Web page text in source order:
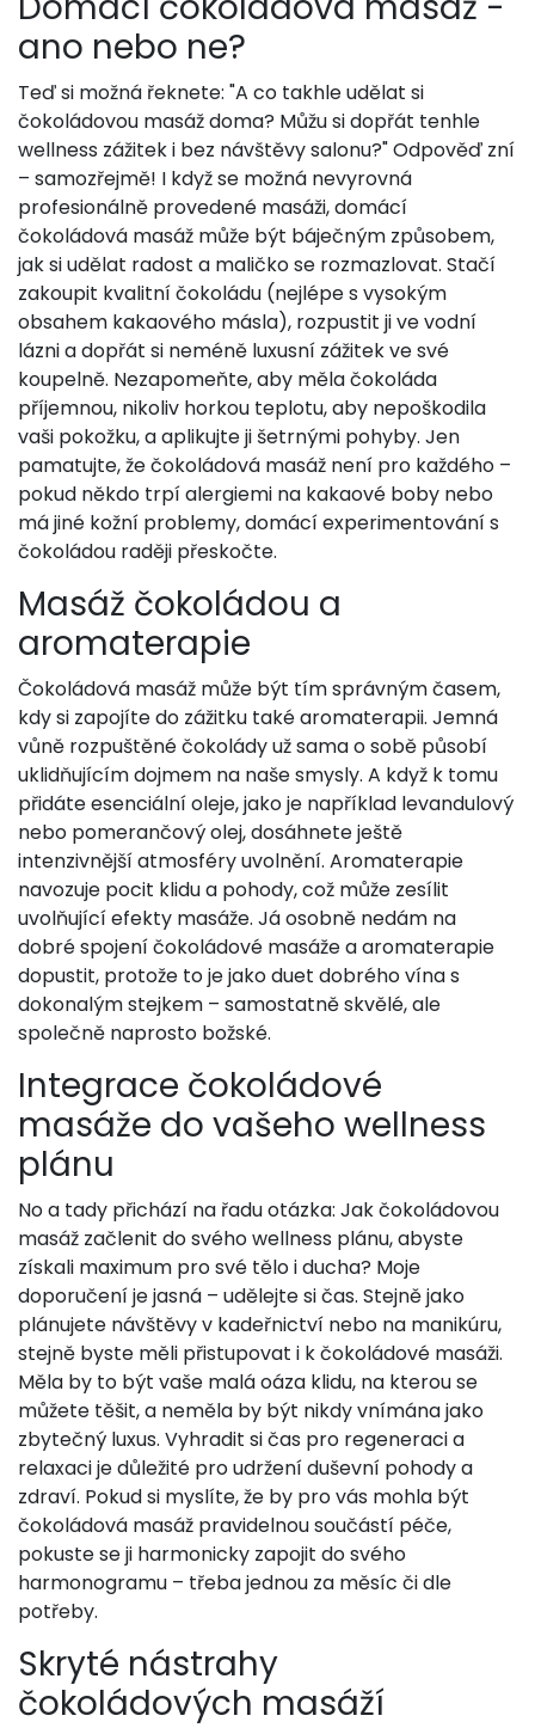
ano nebo ne?
Teď si možná řeknete: "A co takhle udělat si
čokoládovou masáž doma? Můžu si dopřát tenhle
wellness zážitek i bez návštěvy salonu?" Odpověď zní
– samozřejmě! I když se možná nevyrovná
profesionálně provedené masáži, domácí
čokoládová masáž může být báječným způsobem,
jak si udělat radost a maličko se rozmazlovat. Stačí
zakoupit kvalitní čokoládu (nejlépe s vysokým
obsahem kakaového másla), rozpustit ji ve vodní
lázni a dopřát si neméně luxusní zážitek ve své
koupelně. Nezapomeňte, aby měla čokoláda
příjemnou, nikoliv horkou teplotu, aby nepoškodila
vaši pokožku, a aplikujte ji šetrnými pohyby. Jen
pamatujte, že čokoládová masáž není pro každého –
pokud někdo trpí alergiemi na kakaové boby nebo
má jiné kožní problemy, domácí experimentování s
čokoládou raději přeskočte.
Masáž čokoládou a
aromaterapie
Čokoládová masáž může být tím správným časem,
kdy si zapojíte do zážitku také aromaterapii. Jemná
vůně rozpuštěné čokolády už sama o sobě působí
uklidňujícím dojmem na naše smysly. A když k tomu
přidáte esenciální oleje, jako je například levandulový
nebo pomerančový olej, dosáhnete ještě
intenzivnější atmosféry uvolnění. Aromaterapie
navozuje pocit klidu a pohody, což může zesílit
uvolňující efekty masáže. Já osobně nedám na
dobré spojení čokoládové masáže a aromaterapie
dopustit, protože to je jako duet dobrého vína s
dokonalým stejkem – samostatně skvělé, ale
společně naprosto božské.
Integrace čokoládové
masáže do vašeho wellness
plánu
No a tady přichází na řadu otázka: Jak čokoládovou
masáž začlenit do svého wellness plánu, abyste
získali maximum pro své tělo i ducha? Moje
doporučení je jasná – udělejte si čas. Stejně jako
plánujete návštěvy v kadeřnictví nebo na manikúru,
stejně byste měli přistupovat i k čokoládové masáži.
Měla by to být vaše malá oáza klidu, na kterou se
můžete těšit, a neměla by být nikdy vnímána jako
zbytečný luxus. Vyhradit si čas pro regeneraci a
relaxaci je důležité pro udržení duševní pohody a
zdraví. Pokud si myslíte, že by pro vás mohla být
čokoládová masáž pravidelnou součástí péče,
pokuste se ji harmonicky zapojit do svého
harmonogramu – třeba jednou za měsíc či dle
potřeby.
Skryté nástrahy
čokoládových masáží